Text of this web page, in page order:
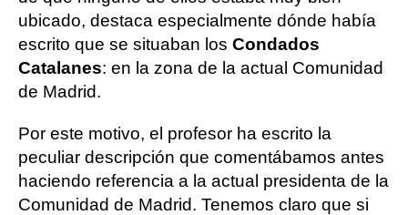
ubicado, destaca especialmente dónde había
escrito que se situaban los Condados
Catalanes: en la zona de la actual Comunidad
de Madrid.
Por este motivo, el profesor ha escrito la
peculiar descripción que comentábamos antes
haciendo referencia a la actual presidenta de la
Comunidad de Madrid. Tenemos claro que si